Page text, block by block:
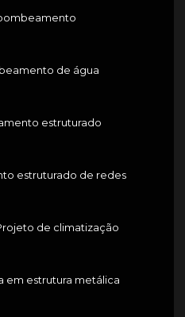
de água
estruturado
estruturado de redes
de climatização
em estrutura metálica